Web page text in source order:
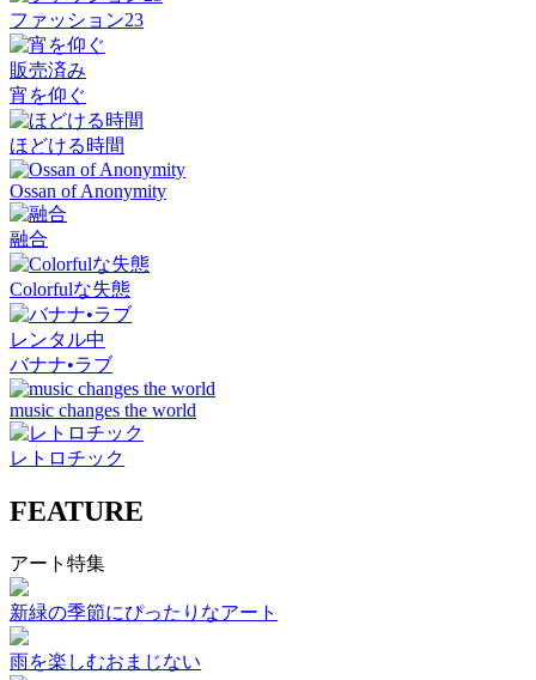
ファッション23
販売済み
宵を仰ぐ
ほどける時間
Ossan of Anonymity
融合
Colorfulな失態
レンタル中
バナナ•ラブ
music changes the world
レトロチック
FEATURE
アート特集
新緑の季節にぴったりなアート
雨を楽しむおまじない